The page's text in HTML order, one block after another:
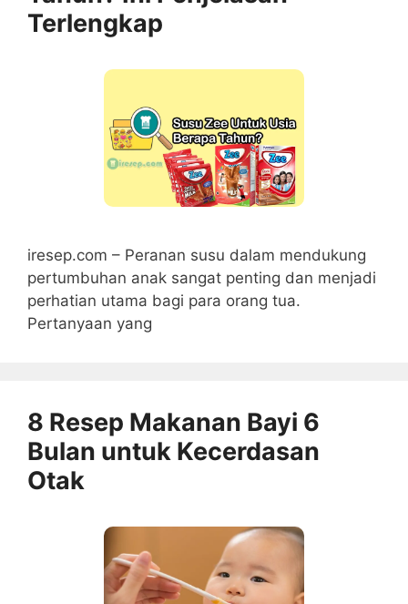
Terlengkap
iresep.com – Peranan susu dalam mendukung
pertumbuhan anak sangat penting dan menjadi
perhatian utama bagi para orang tua.
Pertanyaan yang
8 Resep Makanan Bayi 6
Bulan untuk Kecerdasan
Otak